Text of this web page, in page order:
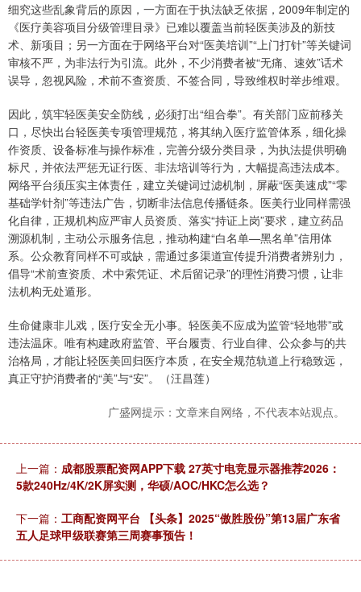
细究这些乱象背后的原因，一方面在于执法缺乏依据，2009年制定的
《医疗美容项目分级管理目录》已难以覆盖当前轻医美涉及的新技
术、新项目；另一方面在于网络平台对“医美培训”“上门打针”等关键词
审核不严，为非法行为引流。此外，不少消费者被“无痛、速效”话术
误导，忽视风险，术前不查资质、不签合同，导致维权时举步维艰。
因此，筑牢轻医美安全防线，必须打出“组合拳”。有关部门应前移关
口，尽快出台轻医美专项管理规范，将其纳入医疗监管体系，细化操
作资质、设备标准与操作标准，完善分级分类目录，为执法提供明确
标尺，并依法严惩无证行医、非法培训等行为，大幅提高违法成本。
网络平台须压实主体责任，建立关键词过滤机制，屏蔽“医美速成”“零
基础学针剂”等违法广告，切断非法信息传播链条。医美行业同样需强
化自律，正规机构应严审人员资质、落实“持证上岗”要求，建立药品
溯源机制，主动公示服务信息，推动构建“白名单—黑名单”信用体
系。公众教育同样不可或缺，需通过多渠道宣传提升消费者辨别力，
倡导“术前查资质、术中索凭证、术后留记录”的理性消费习惯，让非
法机构无处遁形。
生命健康非儿戏，医疗安全无小事。轻医美不应成为监管“轻地带”或
违法温床。唯有构建政府监管、平台履责、行业自律、公众参与的共
治格局，才能让轻医美回归医疗本质，在安全规范轨道上行稳致远，
真正守护消费者的“美”与“安”。（汪昌莲）
广盛网提示：文章来自网络，不代表本站观点。
上一篇： 成都股票配资网APP下载 27英寸电竞显示器推荐2026：
5款240Hz/4K/2K屏实测，华硕/AOC/HKC怎么选？
下一篇： 工商配资网平台 【头条】2025“傲胜股份”第13届广东省
五人足球甲级联赛第三周赛事预告！